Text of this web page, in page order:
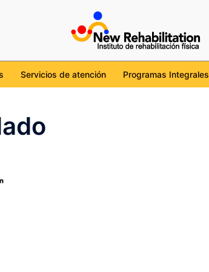
Servicios de atención Programas Integrales